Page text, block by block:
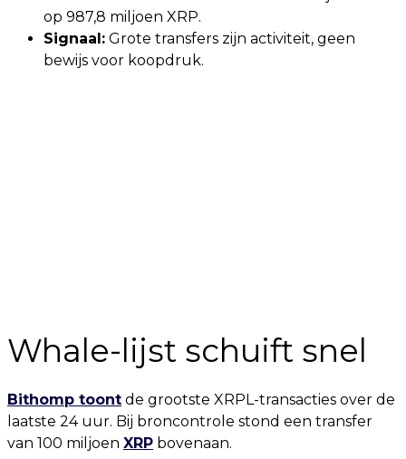
op 987,8 miljoen XRP.
Signaal: Grote transfers zijn activiteit, geen
bewijs voor koopdruk.
Whale-lijst schuift snel
Bithomp toont de grootste XRPL-transacties over de
laatste 24 uur. Bij broncontrole stond een transfer
van 100 miljoen XRP bovenaan.